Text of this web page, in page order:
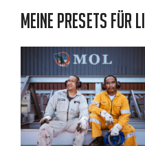
Meine Presets für